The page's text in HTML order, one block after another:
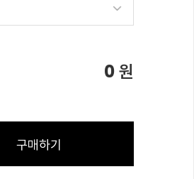
0원
구매하기